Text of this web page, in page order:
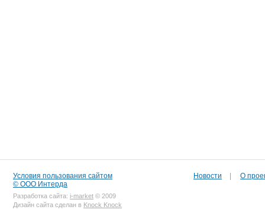
Условия пользования сайтом
© ООО Интерда
Разработка сайта: i-market © 2009
Дизайн сайта сделан в Knock Knock
Новости О